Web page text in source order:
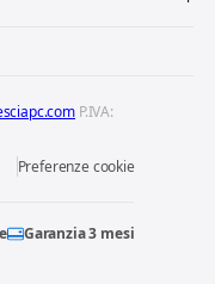
P.IVA:
Preferenze cookie
Garanzia 3 mesi